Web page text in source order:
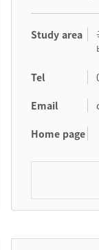
Study area
Tel
Email
Home page